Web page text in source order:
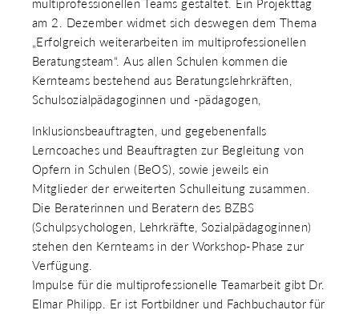
multiprofessionellen Teams gestaltet. Ein Projekttag
am 2. Dezember widmet sich deswegen dem Thema
„Erfolgreich weiterarbeiten im multiprofessionellen
Beratungsteam“. Aus allen Schulen kommen die
Kernteams bestehend aus Beratungslehrkräften,
Schulsozialpädagoginnen und -pädagogen,
Inklusionsbeauftragten, und gegebenenfalls
Lerncoaches und Beauftragten zur Begleitung von
Opfern in Schulen (BeOS), sowie jeweils ein
Mitglieder der erweiterten Schulleitung zusammen.
Die Beraterinnen und Beratern des BZBS
(Schulpsychologen, Lehrkräfte, Sozialpädagoginnen)
stehen den Kernteams in der Workshop-Phase zur
Verfügung.
Impulse für die multiprofessionelle Teamarbeit gibt Dr.
Elmar Philipp. Er ist Fortbildner und Fachbuchautor für